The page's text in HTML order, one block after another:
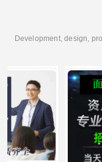
Development, design,